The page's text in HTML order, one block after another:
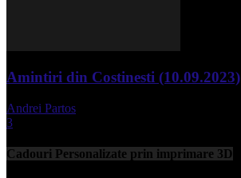
Amintiri din Costinesti (10.09.2023)
Andrei Partos
3
Cadouri Personalizate prin imprimare 3D